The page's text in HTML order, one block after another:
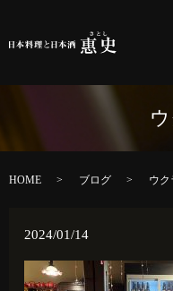
HOME ブログ ウク
2024/01/14